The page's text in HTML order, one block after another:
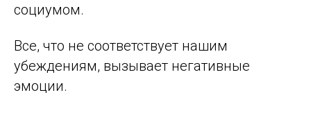
социумом.
Все, что не соответствует нашим
убеждениям, вызывает негативные
эмоции.